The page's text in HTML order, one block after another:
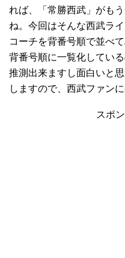
れば、「常勝西武」がも
ね。今回はそんな西武ラ
コーチを背番号順で並べて
背番号順に一覧化してい
推測出来ますし面白いと
しますので、西武ファン
スポ